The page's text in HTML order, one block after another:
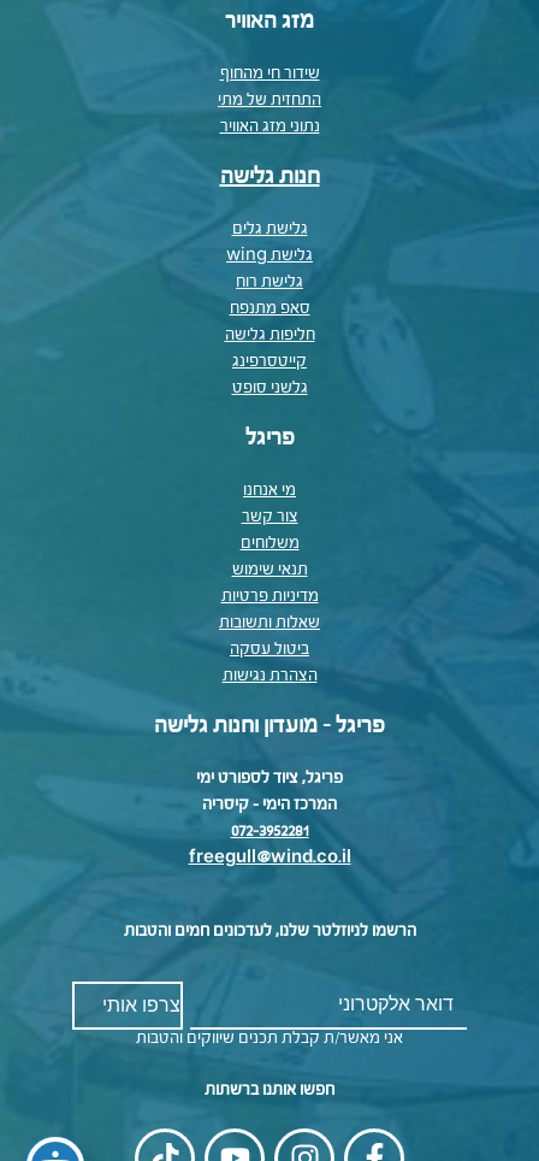
מזג האוויר
שידור חי מהחוף
התחזית של מתי
נתוני מזג האוויר
חנות גלישה
גלישת גלים
גלישת wing
גלישת רוח
סאפ מתנפח
חליפות גלישה
קייטסרפינג
גלשני סופט
פריגל
מי אנחנו
צור קשר
משלוחים
תנאי שימוש
מדיניות פרטיות
שאלות ותשובות
ביטול עסקה
הצהרת נגישות
פריגל - מועדון וחנות גלישה
פריגל, ציוד לספורט ימי
המרכז הימי – קיסריה
072-3952281
freegull@wind.co.il
הרשמו לניוזלטר שלנו, לעדכונים חמים והטבות
אני מאשר/ת קבלת תכנים שיווקים והטבות
חפשו אותנו ברשתות